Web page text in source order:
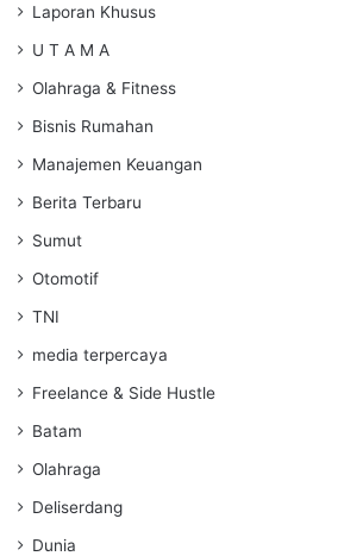
Laporan Khusus
U T A M A
Olahraga & Fitness
Bisnis Rumahan
Manajemen Keuangan
Berita Terbaru
Sumut
Otomotif
TNI
media terpercaya
Freelance & Side Hustle
Batam
Olahraga
Deliserdang
Dunia